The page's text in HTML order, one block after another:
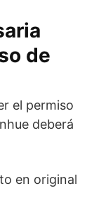
de
el permiso
deberá
en original